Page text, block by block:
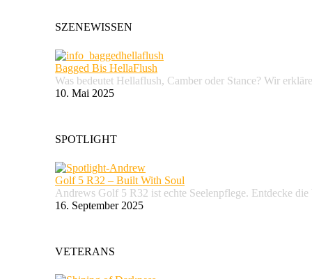
SZENEWISSEN
Bagged Bis HellaFlush
Was bedeutet Hellaflush, Camber oder Stance? Wir
10. Mai 2025
SPOTLIGHT
Golf 5 R32 – Built With Soul
Andrews Golf 5 R32 ist echte Seelenpflege. Entdecke
16. September 2025
VETERANS